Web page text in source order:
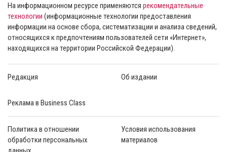
На информационном ресурсе применяются рекомендательные
технологии (информационные технологии предоставления
информации на основе сбора, систематизации и анализа сведений,
относящихся к предпочтениям пользователей сети «Интернет»,
находящихся на территории Российской Федерации).
Редакция Об издании
Реклама в Business Class
Политика в отношении
обработки персональных
Условия использования
материалов